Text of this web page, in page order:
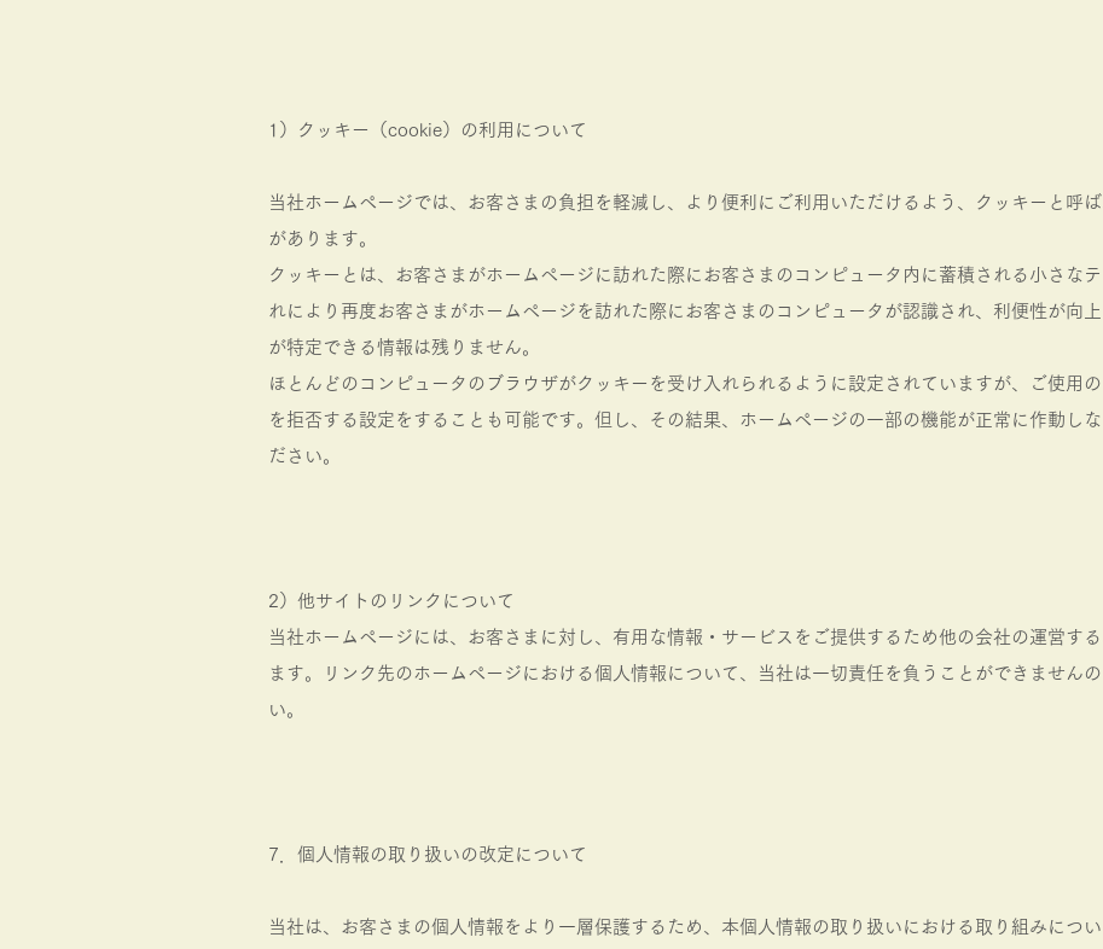
1）クッキー（cookie）の利用について
当社ホームページでは、お客さまの負担を軽減し、より便利にご利用いただけるよう、クッキーと呼
があります。
クッキーとは、お客さまがホームページに訪れた際にお客さまのコンピュータ内に蓄積される小さな
れにより再度お客さまがホームページを訪れた際にお客さまのコンピュータが認識され、利便性が向
が特定できる情報は残りません。
ほとんどのコンピュータのブラウザがクッキーを受け入れられるように設定されていますが、ご使用
を拒否する設定をすることも可能です。但し、その結果、ホームページの一部の機能が正常に作動し
ださい。
2）他サイトのリンクについて
当社ホームページには、お客さまに対し、有用な情報・サービスをご提供するため他の会社の運営す
ます。リンク先のホームページにおける個人情報について、当社は一切責任を負うことができません
い。
7．個人情報の取り扱いの改定について
当社は、お客さまの個人情報をより一層保護するため、本個人情報の取り扱いにおける取り組みにつ